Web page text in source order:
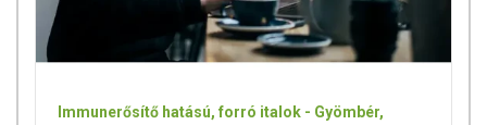
Immunerősítő hatású, forró italok - Gyömbér,